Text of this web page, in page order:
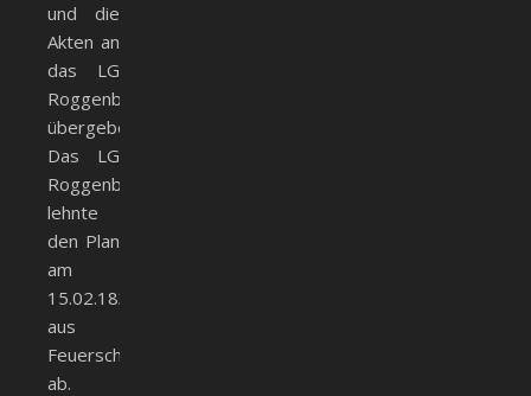
und die
Akten an
das LG
Roggenburg
übergeben.
Das LG
Roggenburg
lehnte
den Plan
am
15.02.1834
aus
Feuerschutzgründen
ab.